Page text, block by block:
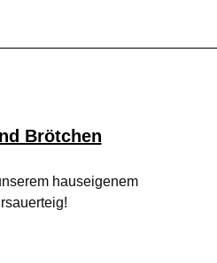
Brötchen
hauseigenem